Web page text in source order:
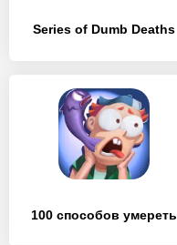
Series of Dumb Deaths
100 способов умереть